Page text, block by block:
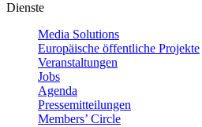
Dienste
Media Solutions
Europäische öffentliche Projekte
Veranstaltungen
Jobs
Agenda
Pressemitteilungen
Members’ Circle